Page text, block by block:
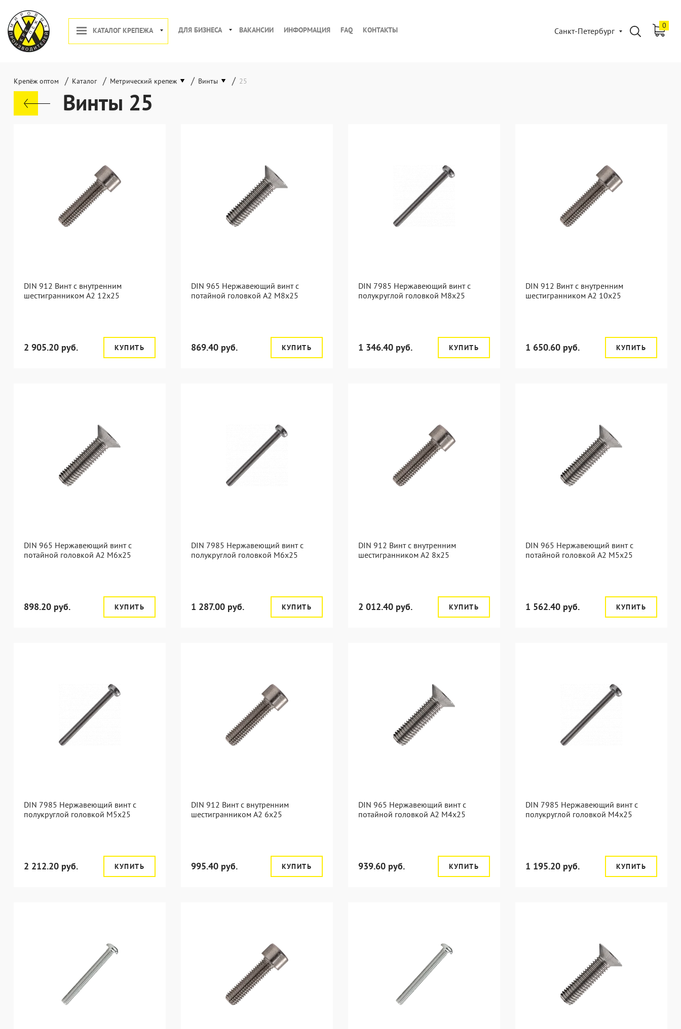
КАТАЛОГ КРЕПЕЖА ДЛЯ БИЗНЕСА ВАКАНСИИ ИНФОРМАЦИЯ FAQ КОНТАКТЫ Санкт-Петербург
0
Крепёж оптом / Каталог / Метрический крепеж / Винты / 25
Винты 25
DIN 912 Винт с внутренним
шестигранником А2 12х25
2 905.20 руб. КУПИТЬ
DIN 965 Нержавеющий винт с
потайной головкой А2 М8x25
869.40 руб. КУПИТЬ
DIN 7985 Нержавеющий винт с
полукруглой головкой М8х25
1 346.40 руб. КУПИТЬ
DIN 912 Винт с внутренним
шестигранником А2 10х25
1 650.60 руб. КУПИТЬ
DIN 965 Нержавеющий винт с
потайной головкой А2 М6x25
898.20 руб. КУПИТЬ
DIN 7985 Нержавеющий винт с
полукруглой головкой М6х25
1 287.00 руб. КУПИТЬ
DIN 912 Винт с внутренним
шестигранником А2 8х25
2 012.40 руб. КУПИТЬ
DIN 965 Нержавеющий винт с
потайной головкой А2 М5x25
1 562.40 руб. КУПИТЬ
DIN 7985 Нержавеющий винт с
полукруглой головкой М5х25
2 212.20 руб. КУПИТЬ
DIN 912 Винт с внутренним
шестигранником А2 6х25
995.40 руб. КУПИТЬ
DIN 965 Нержавеющий винт с
потайной головкой А2 М4x25
939.60 руб. КУПИТЬ
DIN 7985 Нержавеющий винт с
полукруглой головкой М4х25
1 195.20 руб. КУПИТЬ